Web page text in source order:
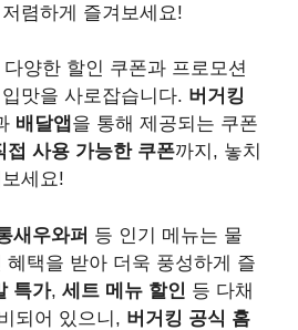
렴하게 즐겨보세요!
양한 할인 쿠폰과 프로모션
맛을 사로잡습니다. 버거킹
배달앱 을 통해 제공되는 쿠폰
접 사용 가능한 쿠폰까지, 놓치
세요!
새우와퍼 등 인기 메뉴는 물
혜택을 받아 더욱 풍성하게 즐
특가, 세트 메뉴 할인 등 다채
되어 있으니, 버거킹 공식 홈